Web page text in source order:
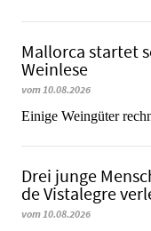
Mallorca startet
Weinlese
vom 10.08.2026
​​​​​​​Einige Weingüter
Drei junge
de Vistalegre
vom 10.08.2026